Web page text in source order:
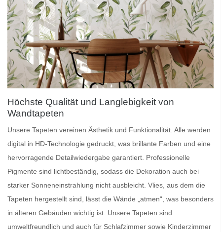
Höchste Qualität und Langlebigkeit von
Wandtapeten
Unsere Tapeten vereinen Ästhetik und Funktionalität. Alle werden
digital in HD-Technologie gedruckt, was brillante Farben und eine
hervorragende Detailwiedergabe garantiert. Professionelle
Pigmente sind lichtbeständig, sodass die Dekoration auch bei
starker Sonneneinstrahlung nicht ausbleicht. Vlies, aus dem die
Tapeten hergestellt sind, lässt die Wände „atmen“, was besonders
in älteren Gebäuden wichtig ist. Unsere Tapeten sind
umweltfreundlich und auch für Schlafzimmer sowie Kinderzimmer